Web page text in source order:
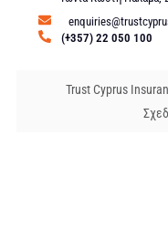
(+357) 22 050 100
Trust Cyprus